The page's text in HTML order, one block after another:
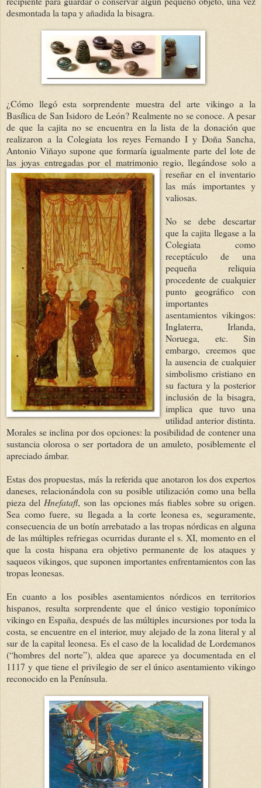
desmontada la tapa y añadida la bisagra.
¿Cómo llegó esta sorprendente muestra del arte vikingo a la
Basílica de San Isidoro de León? Realmente no se conoce. A pesar
de que la cajita no se encuentra en la lista de la donación que
realizaron a la Colegiata los reyes Fernando I y Doña Sancha,
Antonio Viñayo supone que formaría igualmente parte del lote de
las joyas entregadas por el matrimonio regio, llegándose solo a
reseñar en el inventario
las más importantes y
valiosas.
No se debe descartar
que la cajita llegase a la
Colegiata como
receptáculo de una
pequeña reliquia
procedente de cualquier
punto geográfico con
importantes
asentamientos vikingos:
Inglaterra, Irlanda,
Noruega, etc. Sin
embargo, creemos que
la ausencia de cualquier
simbolismo cristiano en
su factura y la posterior
inclusión de la bisagra,
implica que tuvo una
utilidad anterior distinta.
Morales se inclina por dos opciones: la posibilidad de contener una
sustancia olorosa o ser portadora de un amuleto, posiblemente el
apreciado ámbar.
Estas dos propuestas, más la referida que anotaron los dos expertos
daneses, relacionándola con su posible utilización como una bella
pieza del Hnefatafl, son las opciones más fiables sobre su origen.
Sea como fuere, su llegada a la corte leonesa es, seguramente,
consecuencia de un botín arrebatado a las tropas nórdicas en alguna
de las múltiples refriegas ocurridas durante el s. XI, momento en el
que la costa hispana era objetivo permanente de los ataques y
saqueos vikingos, que suponen importantes enfrentamientos con las
tropas leonesas.
En cuanto a los posibles asentamientos nórdicos en territorios
hispanos, resulta sorprendente que el único vestigio toponímico
vikingo en España, después de las múltiples incursiones por toda la
costa, se encuentre en el interior, muy alejado de la zona literal y al
sur de la capital leonesa. Es el caso de la localidad de Lordemanos
(“hombres del norte”), aldea que aparece ya documentada en el
1117 y que tiene el privilegio de ser el único asentamiento vikingo
reconocido en la Península.